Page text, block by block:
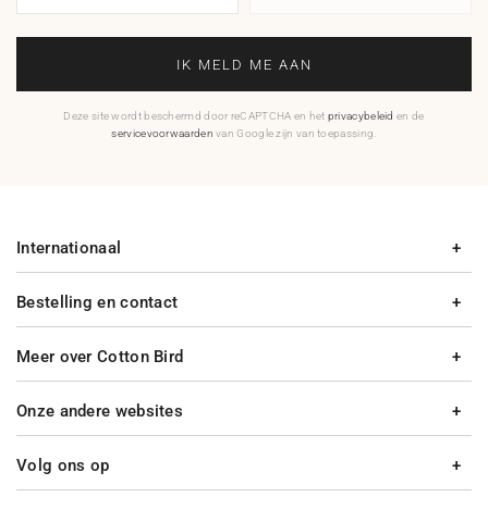
IK MELD ME AAN
Deze site wordt beschermd door reCAPTCHA en het privacybeleid en de
servicevoorwaarden van Google zijn van toepassing.
Bestelling en contact
Meer over Cotton Bird
Internationaal
Onze andere websites
Volg ons op